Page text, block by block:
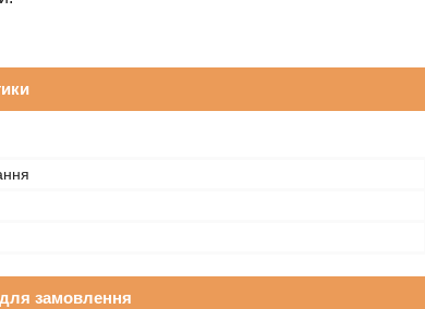
замовлення